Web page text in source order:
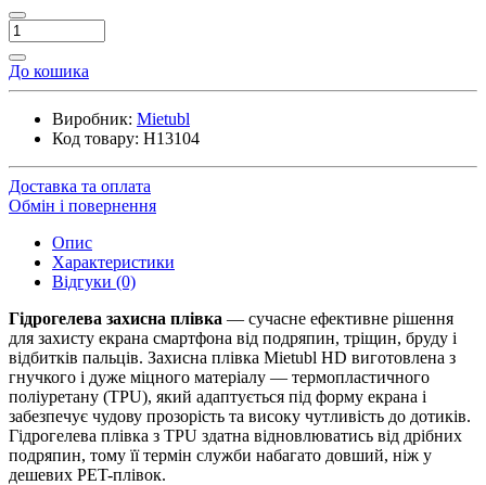
До кошика
Виробник: Mietubl
Код товару: H13104
Доставка та оплата
Обмін і повернення
Опис
Характеристики
Відгуки (0)
Гідрогелева захисна плівка — сучасне ефективне рішення
для захисту екрана смартфона від подряпин, тріщин, бруду і
відбитків пальців. Захисна плівка Mietubl HD виготовлена з
гнучкого і дуже міцного матеріалу — термопластичного
поліуретану (TPU), який адаптується під форму екрана і
забезпечує чудову прозорість та високу чутливість до дотиків.
Гідрогелева плівка з TPU здатна відновлюватись від дрібних
подряпин, тому її термін служби набагато довший, ніж у
дешевих PET-плівок.